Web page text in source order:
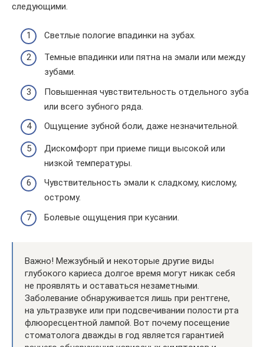
следующими.
Светлые пологие впадинки на зубах.
Темные впадинки или пятна на эмали или между
зубами.
Повышенная чувствительность отдельного зуба
или всего зубного ряда.
Ощущение зубной боли, даже незначительной.
Дискомфорт при приеме пищи высокой или
низкой температуры.
Чувствительность эмали к сладкому, кислому,
острому.
Болевые ощущения при кусании.
Важно! Межзубный и некоторые другие виды
глубокого кариеса долгое время могут никак себя
не проявлять и оставаться незаметными.
Заболевание обнаруживается лишь при рентгене,
на ультразвуке или при подсвечивании полости рта
флюоресцентной лампой. Вот почему посещение
стоматолога дважды в год является гарантией